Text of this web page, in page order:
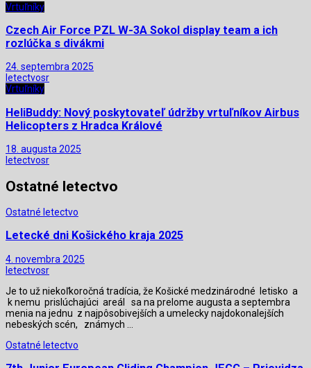
Vrtuľníky
Czech Air Force PZL W-3A Sokol display team a ich
rozlúčka s divákmi
24. septembra 2025
letectvosr
Vrtuľníky
HeliBuddy: Nový poskytovateľ údržby vrtuľníkov Airbus
Helicopters z Hradca Králové
18. augusta 2025
letectvosr
Ostatné letectvo
Ostatné letectvo
Letecké dni Košického kraja 2025
4. novembra 2025
letectvosr
Je to už niekoľkoročná tradícia, že Košické medzinárodné letisko a
k nemu prislúchajúci areál sa na prelome augusta a septembra
menia na jednu z najpôsobivejších a umelecky najdokonalejších
nebeských scén, známych …
Ostatné letectvo